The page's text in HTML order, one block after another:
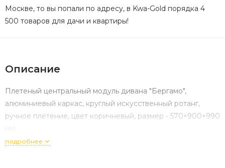
Москве, то вы попали по адресу, в Kwa-Gold порядка 4
500 товаров для дачи и квартиры!
Описание
Плетеный центральный модуль дивана "Бергамо",
алюминиевый каркас, круглый искусственный ротанг,
ручное плетение, цвет коричневый, размер - 570×900×990
подробнее